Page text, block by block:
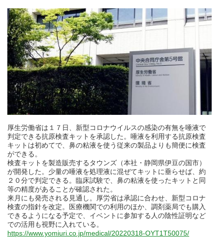
厚生労働省は１７日、新型コロナウイルスの感染の有無を唾液で
判定できる抗原検査キットを承認した。唾液を利用する抗原検査
キットは初めてで、鼻の粘液を使う従来の製品よりも簡便に検査
ができる。
検査キットを製造販売するタウンズ（本社・静岡県伊豆の国市）
が開発した。少量の唾液を処理液に混ぜてキットに垂らせば、約
２０分で判定できる。臨床試験で、鼻の粘液を使ったキットと同
等の精度があることが確認された。
来月にも発売される見通し。厚労省は承認に合わせ、新型コロナ
検査の指針を改定。医療機関での利用のほか、調剤薬局でも購入
できるようになる予定で、イベントに参加する人の陰性証明など
での活用も視野に入れている。
https://www.yomiuri.co.jp/medical/20220318-OYT1T50075/